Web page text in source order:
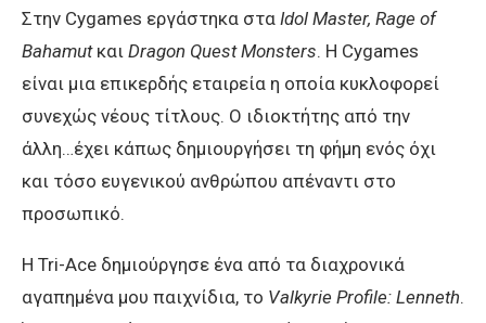
Στην Cygames εργάστηκα στα Idol Master, Rage of
Bahamutκαι Dragon Quest Monsters. Η Cygames
είναι μια επικερδής εταιρεία η οποία κυκλοφορεί
συνεχώς νέους τίτλους. Ο ιδιοκτήτης από την
άλλη…έχει κάπως δημιουργήσει τη φήμη ενός όχι
και τόσο ευγενικού ανθρώπου απέναντι στο
προσωπικό.
Η Tri-Ace δημιούργησε ένα από τα διαχρονικά
αγαπημένα μου παιχνίδια, το Valkyrie Profile: Lenneth.